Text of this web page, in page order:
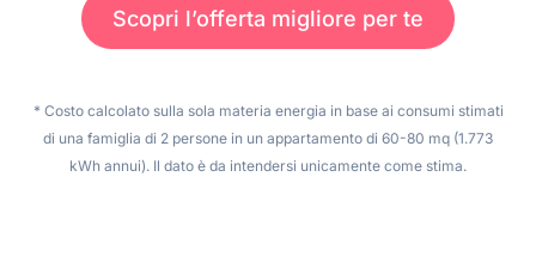
Scopri l’offerta migliore per te
* Costo calcolato sulla sola materia energia in base ai consumi stimati
di una famiglia di 2 persone in un appartamento di 60-80 mq (1.773
kWh annui). Il dato è da intendersi unicamente come stima.